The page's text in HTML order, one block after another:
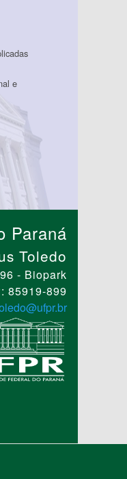
e
Paraná
Toledo
- Biopark
85919-899